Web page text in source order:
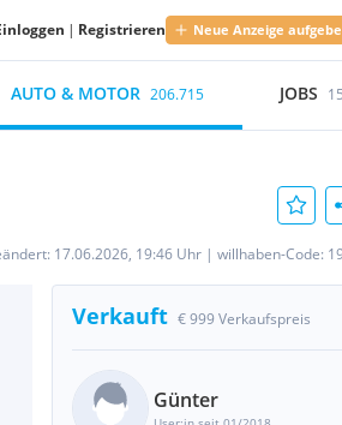
| Registrieren Neue Anzeige
AUTO & MOTOR 206.715 JOBS
17.06.2026, 19:46 Uhr | willhaben-Code:
Verkauft € 999 Verkaufspreis
Günter